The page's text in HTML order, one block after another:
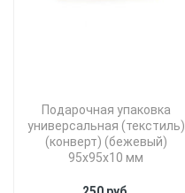
Подарочная упаковка
универсальная (текстиль)
(конверт) (бежевый)
95х95х10 мм